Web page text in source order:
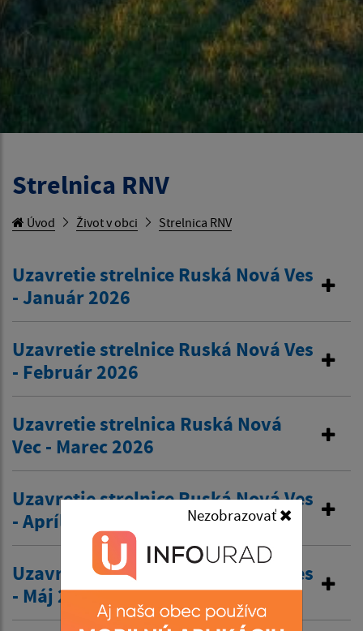
Nezobrazovať
Strelnica RNV
Úvod Život v obci Strelnica RNV
Uzavretie strelnice Ruská Nová Ves
- Január 2026
Uzavretie strelnice Ruská Nová Ves
- Február 2026
Uzavretie strelnica Ruská Nová
Vec - Marec 2026
Uzavretie strelnice Ruská Nová Ves
- Apríl 2026
Uzavretie strelnice Ruská Nová Ves
- Máj 2026